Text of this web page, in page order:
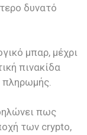
δυνατό
μπαρ, μέχρι
πινακίδα
πληρωμής.
πως
των crypto,